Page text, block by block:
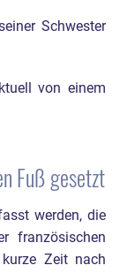
Schwester
von einem
Fuß gesetzt
werden, die
französischen
Zeit nach